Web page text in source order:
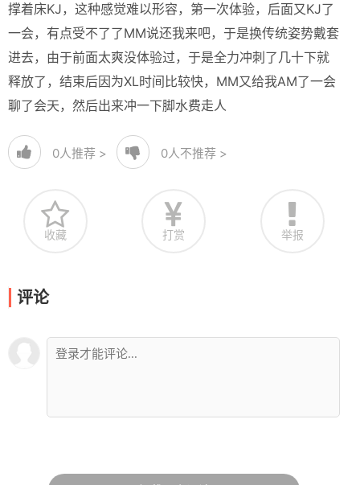
撑着床KJ，这种感觉难以形容，第一次体验，后面又KJ了
一会，有点受不了了MM说还我来吧，于是换传统姿势戴套
进去，由于前面太爽没体验过，于是全力冲刺了几十下就
释放了，结束后因为XL时间比较快，MM又给我AM了一会
聊了会天，然后出来冲一下脚水费走人
0人推荐 > 0人不推荐 >
收藏 打赏 举报
评论